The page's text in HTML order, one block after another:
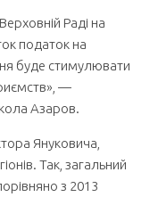
Раді на
податок на
буде стимулю­вати
—
Азаров.
Януковича,
Так, загальний
з 2013